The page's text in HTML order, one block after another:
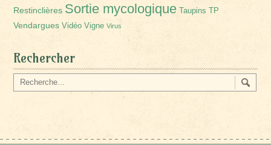
Restinclières Sortie mycologique Taupins TP
Vendargues Vidéo Vigne Virus
Rechercher